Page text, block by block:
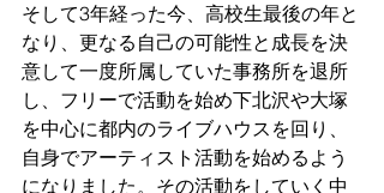
そして3年経った今、高校生最後の年と
なり、更なる自己の可能性と成長を決
意して一度所属していた事務所を退所
し、フリーで活動を始め下北沢や大塚
を中心に都内のライブハウスを回り、
自身でアーティスト活動を始めるよう
になりました。その活動をしていく中